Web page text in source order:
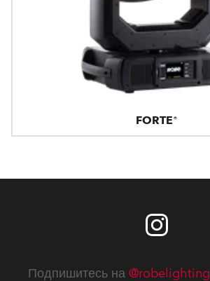
FORTE®
Подпишитесь на @robelighting